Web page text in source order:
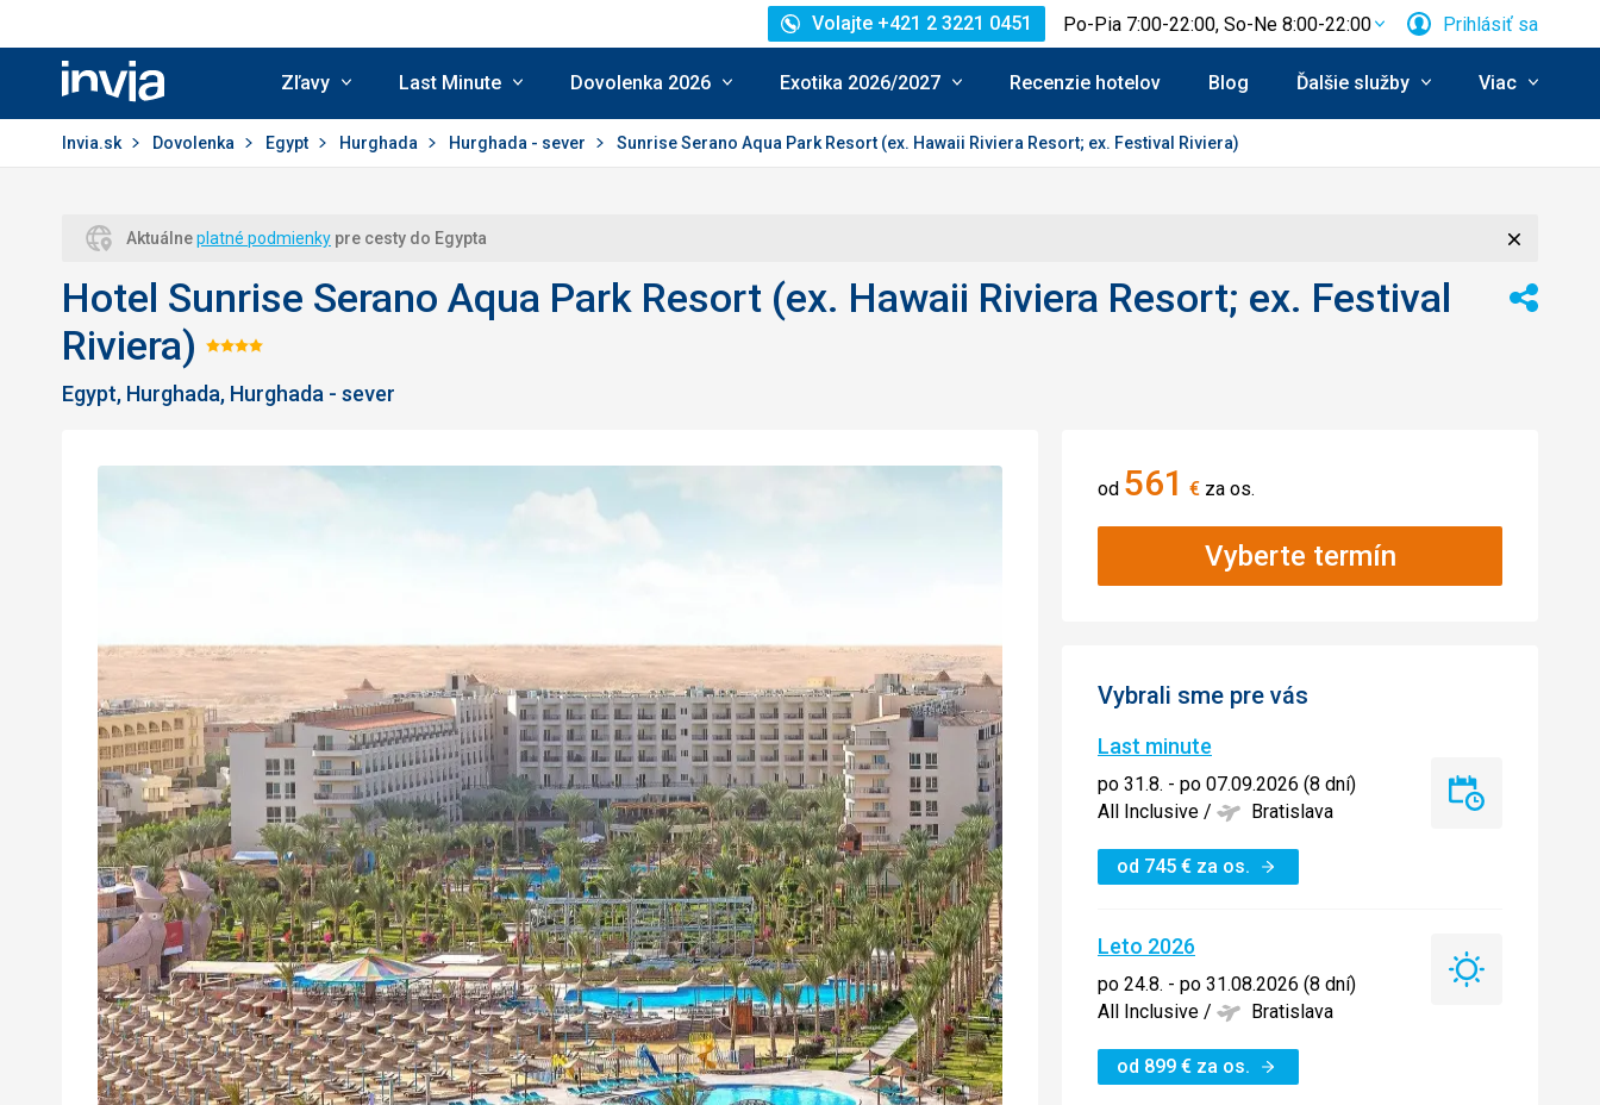
Invia.sk
Volajte +421 2 3221 0451 Po-Pia 7:00-22:00, So-Ne 8:00-22:00 Prihlásiť sa
Zľavy Last Minute Dovolenka 2026 Exotika 2026/2027 Recenzie hotelov Blog Ďalšie služby Viac
Invia.sk Dovolenka Egypt Hurghada Hurghada - sever Sunrise Serano Aqua Park Resort (ex. Hawaii Riviera Resort; ex. Festival Riviera)
Aktuálneplatné podmienky pre cesty do Egypta
Hotel Sunrise Serano Aqua Park Resort (ex. Hawaii Riviera Resort; ex. Festival
Riviera) Hodnotenie:
4/5
Egypt, Hurghada, Hurghada - sever
Zdieľať
od 561 € za os.
Vyberte termín
Vybrali sme pre vás
Last minute
po 31.8. - po 07.09.2026 (8 dní)
All Inclusive / Bratislava
od 745 € za os.
Last
Leto 2026
po 24.8. - po 31.08.2026 (8 dní)
All Inclusive / Bratislava
od 899 € za os.
Leto